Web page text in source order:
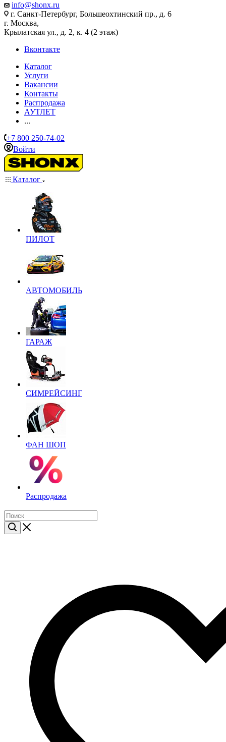
info@shonx.ru
г. Санкт-Петербург, Большеохтинский пр., д. 6
г. Москва,
Крылатская ул., д. 2, к. 4 (2 этаж)
Вконтакте
Каталог
Услуги
Вакансии
Контакты
Распродажа
АУТЛЕТ
...
+7 800 250-74-02
Войти
Каталог
ПИЛОТ
АВТОМОБИЛЬ
ГАРАЖ
СИМРЕЙСИНГ
ФАН ШОП
Распродажа